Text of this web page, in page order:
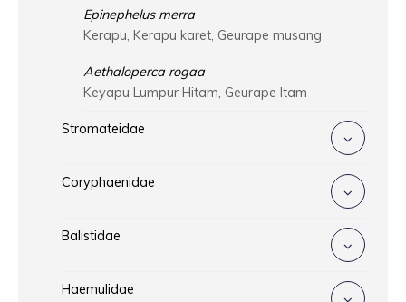
Epinephelus merra
Kerapu, Kerapu karet, Geurape musang
Aethaloperca rogaa
Keyapu Lumpur Hitam, Geurape Itam
Stromateidae
Coryphaenidae
Balistidae
Haemulidae